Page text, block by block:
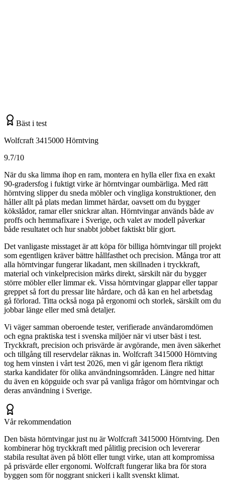
Bäst i test
Wolfcraft 3415000 Hörntving
9.7/10
När du ska limma ihop en ram, montera en hylla eller fixa en exakt
90-gradersfog i fuktigt virke är hörntvingar oumbärliga. Med rätt
hörntving slipper du sneda möbler och vingliga konstruktioner, den
håller allt på plats medan limmet härdar, oavsett om du bygger
kökslådor, ramar eller snickrar altan. Hörntvingar används både av
proffs och hemmafixare i Sverige, och valet av modell påverkar
både resultatet och hur snabbt jobbet faktiskt blir gjort.
Det vanligaste misstaget är att köpa för billiga hörntvingar till projekt
som egentligen kräver bättre hållfasthet och precision. Många tror att
alla hörntvingar fungerar likadant, men skillnaden i tryckkraft,
material och vinkelprecision märks direkt, särskilt när du bygger
större möbler eller limmar ek. Vissa hörntvingar glappar eller tappar
greppet så fort du pressar lite hårdare, och då kan en hel arbetsdag
gå förlorad. Titta också noga på ergonomi och storlek, särskilt om du
jobbar länge eller med små detaljer.
Vi väger samman oberoende tester, verifierade användaromdömen
och egna praktiska test i svenska miljöer när vi utser bäst i test.
Tryckkraft, precision och prisvärde är avgörande, men även säkerhet
och tillgång till reservdelar räknas in. Wolfcraft 3415000 Hörntving
tog hem vinsten i vårt test 2026, men vi går igenom flera riktigt
starka kandidater för olika användningsområden. Längre ned hittar
du även en köpguide och svar på vanliga frågor om hörntvingar och
deras användning i Sverige.
Vår rekommendation
Den bästa hörntvingar just nu är Wolfcraft 3415000 Hörntving. Den
kombinerar hög tryckkraft med pålitlig precision och levererar
stabila resultat även på blött eller tungt virke, utan att kompromissa
på prisvärde eller ergonomi. Wolfcraft fungerar lika bra för stora
byggen som för noggrant snickeri i kallt svenskt klimat.